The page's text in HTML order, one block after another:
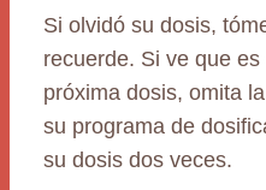
Si olvidó su dosis,
recuerde. Si ve que
próxima dosis, omita
su programa de
su dosis dos veces.